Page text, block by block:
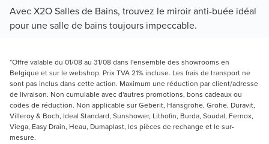
Avec X2O Salles de Bains, trouvez le miroir anti-buée idéal
pour une salle de bains toujours impeccable.
*Offre valable du 01/08 au 31/08 dans l'ensemble des showrooms en
Belgique et sur le webshop. Prix TVA 21% incluse. Les frais de transport ne
sont pas inclus dans cette action. Maximum une réduction par client/adresse
de livraison. Non cumulable avec d'autres promotions, bons cadeaux ou
codes de réduction. Non applicable sur Geberit, Hansgrohe, Grohe, Duravit,
Villeroy & Boch, Ideal Standard, Sunshower, Lithofin, Burda, Soudal, Fernox,
Viega, Easy Drain, Heau, Dumaplast, les pièces de rechange et le sur-
mesure.